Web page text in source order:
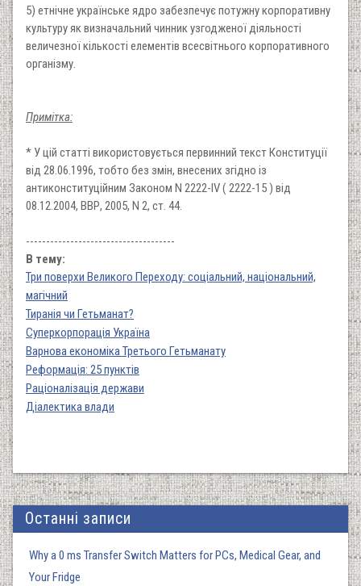
5) етнічне українське ядро забезпечує потужну корпоративну
культуру як визначальний чинник узгодженої діяльності
величезної кількості елементів всесвітнього корпоративного
організму.
Примітка:
* У цій статті використовується первинний текст Конституції
від 28.06.1996, тобто без змін, внесених згідно із
антиконституційним Законом N 2222-IV ( 2222-15 ) від
08.12.2004, ВВР, 2005, N 2, ст. 44.
-------------------------------------
В тему:
Три поверхи Великого Переходу: соціальний, національний,
магічний
Тиранія чи Гетьманат?
Суперкорпорація Україна
Варнова економіка Третього Гетьманату
Реформація: 25 пунктів
Раціоналізація держави
Діалектика влади
Останні записи
Why a 0 ms Transfer Switch Matters for PCs, Medical Gear, and
Your Fridge